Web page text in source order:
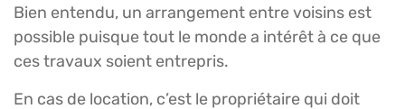
Bien entendu, un arrangement entre voisins est
possible puisque tout le monde a intérêt à ce que
ces travaux soient entrepris.
En cas de location, c’est le propriétaire qui doit